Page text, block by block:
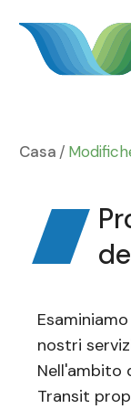
contenuto
Casa
nostri
Nell'ambito
Transit